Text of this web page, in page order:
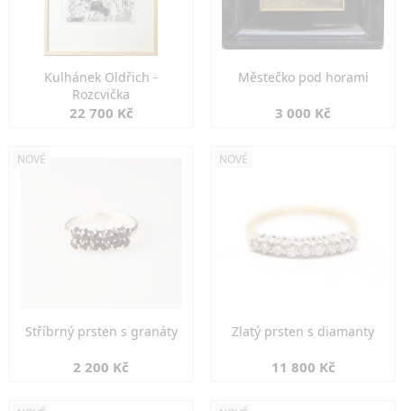
Kulhánek Oldřich -
Rozcvička
22 700 Kč
Městečko pod horami
3 000 Kč
NOVÉ
Stříbrný prsten s granáty
2 200 Kč
NOVÉ
Zlatý prsten s diamanty
11 800 Kč